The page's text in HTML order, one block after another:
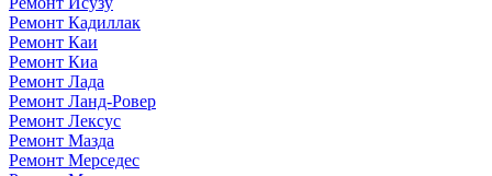
Ремонт Кадиллак
Ремонт Каи
Ремонт Киа
Ремонт Лада
Ремонт Ланд-Ровер
Ремонт Лексус
Ремонт Мазда
Ремонт Мерседес